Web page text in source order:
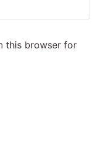
this browser for